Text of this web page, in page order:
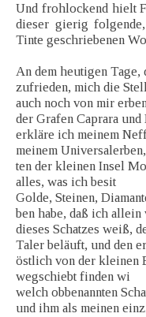
Und frohlockend hielt
dieser gierig
Tinte geschriebenen
An dem heutigen
zufrieden, mich die
auch noch von mir
der Grafen Caprara
erkläre ich meinem
meinem
ten der kleinen Insel
alles, was ich besit
Golde, Steinen,
ben habe, daß ich
dieses Schatzes weiß,
Taler beläuft, und den
östlich von der kleinen
wegschiebt finden wi
welch obbenannten
und ihm als meinen